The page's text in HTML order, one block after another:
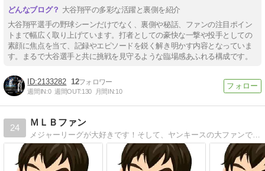
大谷翔平の多彩な活躍と裏側を紹介
大谷翔平選手の野球シーンだけでなく、裏側や秘話、ファンの注目ポイン
トまで幅広く取り上げています。打者としての豪快な一撃や投手としての
素顔に焦点を当て、記録やエピソードを鋭く解き明かす内容となっていま
す。まるで大谷選手と共に挑戦を見守るような臨場感あふれる構成です。
2133282 12
週間IN:0 週間OUT:130 月間IN:10
24
ＭＬＢファン
メジャーリーグが大好きです！そして、ヤンキースの大ファンです！